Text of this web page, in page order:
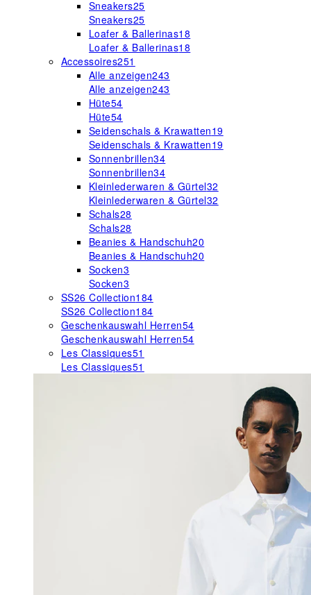
Sneakers25
Sneakers25
Loafer & Ballerinas18
Loafer & Ballerinas18
Accessoires251
Alle anzeigen243
Alle anzeigen243
Hüte54
Hüte54
Seidenschals & Krawatten19
Seidenschals & Krawatten19
Sonnenbrillen34
Sonnenbrillen34
Kleinlederwaren & Gürtel32
Kleinlederwaren & Gürtel32
Schals28
Schals28
Beanies & Handschuh20
Beanies & Handschuh20
Socken3
Socken3
SS26 Collection184
SS26 Collection184
Geschenkauswahl Herren54
Geschenkauswahl Herren54
Les Classiques51
Les Classiques51